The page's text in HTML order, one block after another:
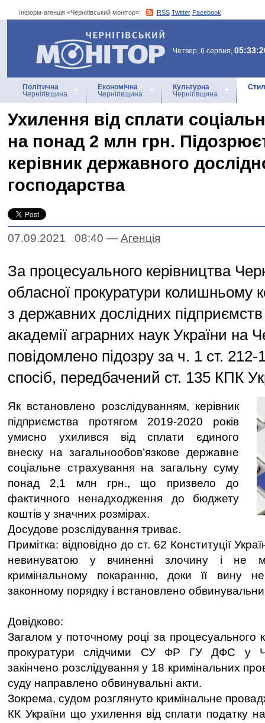
Інформ-агенція «Чернігівський монітор»: RSS Twitter Facebook
Інформ-агенція
«Чернігівський монітор»
Четвер, 6 серпня,
Політична
Чернігівщина
Економічна
Чернігівщина
Культурна
Чернігівщина
Ухилення від сплати
на понад 2 млн грн.
керівник державного
господарства
07.09.2021 08:40 — Агенцiя
За процесуального керівництва
обласної прокуратури колишньому
з державних дослідних
академії аграрних наук України на
повідомлено підозру за ч. 1 ст. 212-
спосіб, передбачений ст. 135 КПК
Як встановлено розслідуванням, керівник
підприємства протягом 2019-2020 років
умисно ухилився від сплати єдиного
внеску на загальнообов’язкове державне
соціальне страхування на загальну суму
понад 2,1 млн грн., що призвело до
фактичного ненадходження до бюджету
коштів у значних розмірах.
Досудове розслідування триває.
Примітка: відповідно до ст. 62 Конституції
невинуватою у вчиненні злочину і не
кримінальному покаранню, доки її вину
законному порядку і встановлено
Довідково:
Загалом у поточному році за процесуального
прокуратури слідчими СУ ФР ГУ ДФС у
закінчено розслідування у 18 кримінальних
суду направлено обвинувальні акти.
Зокрема, судом розглянуто кримінальне
КК України що ухилення від сплати податку